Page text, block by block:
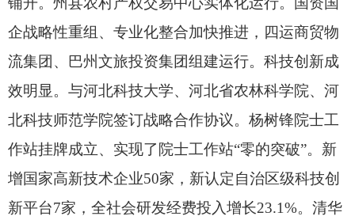
企战略性重组、 专业化整合加快推进， 四运商贸物
流集团、
巴州文旅投资集团组建运行。 科技创新成
效明显。 与河北科技大学、 河北省农林科学院、 河
北科技师范学院签订战略合作协议。 杨树锋院士工
作站挂牌成立、 实现了院士工作站“零的突破”。 新
增国家高新技术企业50家， 新认定自治区级科技创
新平台7家， 全社会研发经费投入增长23.1%。 清华